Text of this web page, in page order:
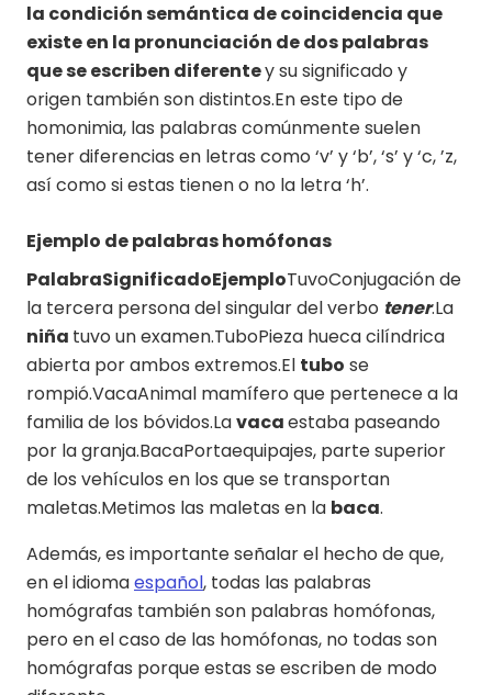
la condición semántica de coincidencia que
existe en la pronunciación de dos palabras
que se escriben diferentey su significado y
origen también son distintos.En este tipo de
homonimia, las palabras comúnmente suelen
tener diferencias en letras como ‘v’ y ‘b’, ‘s’ y ‘c, ’z,
así como si estas tienen o no la letra ‘h’.
Ejemplo de palabras homófonas
PalabraSignificadoEjemploTuvoConjugación de
la tercera persona del singular del verbo tener.La
niña tuvo un examen.TuboPieza hueca cilíndrica
abierta por ambos extremos.El tubo se
rompió.VacaAnimal mamífero que pertenece a la
familia de los bóvidos.Lavacaestaba paseando
por la granja.BacaPortaequipajes, parte superior
de los vehículos en los que se transportan
maletas.Metimos las maletas en la baca.
Además, es importante señalar el hecho de que,
en el idiomaespañol, todas las palabras
homógrafas también son palabras homófonas,
pero en el caso de las homófonas, no todas son
homógrafas porque estas se escriben de modo